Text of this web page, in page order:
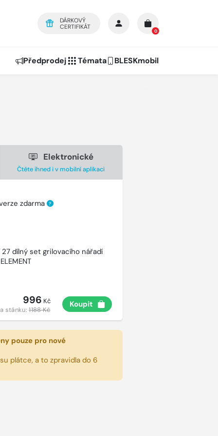
DÁRKOVÝ
CERTIFIKÁT
0
Předprodej Témata BLESKmobil
Elektronické
Čtěte ihned i v mobilní aplikaci
zdarma ?
27 dílný set grilovacího nářadí
996 Kč
stánku:1188 Kč
Koupit
pouze pro nové
plátce, a to zpravidla do 6